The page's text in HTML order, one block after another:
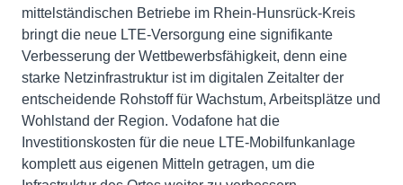
mittelständischen Betriebe im Rhein-Hunsrück-Kreis
bringt die neue LTE-Versorgung eine signifikante
Verbesserung der Wettbewerbsfähigkeit, denn eine
starke Netzinfrastruktur ist im digitalen Zeitalter der
entscheidende Rohstoff für Wachstum, Arbeitsplätze und
Wohlstand der Region. Vodafone hat die
Investitionskosten für die neue LTE-Mobilfunkanlage
komplett aus eigenen Mitteln getragen, um die